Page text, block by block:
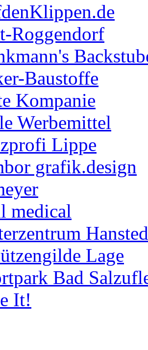
Roggendorf
Baustoffe
Kompanie
Werbemittel
Lippe
grafik.design
medical
Lage
Bad
It!